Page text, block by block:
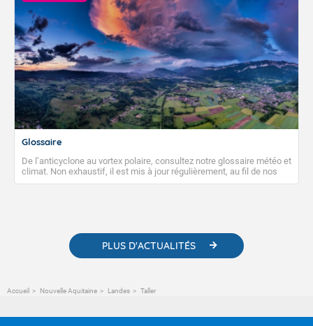
Glossaire
De l’anticyclone au vortex polaire, consultez notre glossaire météo et
climat. Non exhaustif, il est mis à jour régulièrement, au fil de nos
publications. Vous y trouverez également des liens utiles vers nos
PLUS D'ACTUALITÉS
Accueil Nouvelle Aquitaine Landes Taller